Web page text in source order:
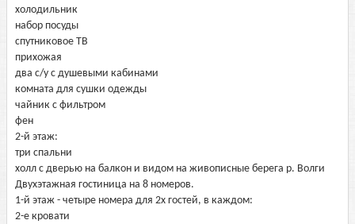
холодильник
набор посуды
спутниковое ТВ
прихожая
два с/у с душевыми кабинами
комната для сушки одежды
чайник с фильтром
фен
2-й этаж:
три спальни
холл с дверью на балкон и видом на живописные берега р. Волги
Двухэтажная гостиница на 8 номеров.
1-й этаж - четыре номера для 2х гостей, в каждом:
2-е кровати